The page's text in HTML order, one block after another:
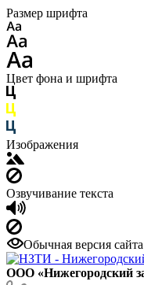
Размер шрифта
Цвет фона и шрифта
Изображения
Озвучивание текста
Обычная версия сайта
ООО «Нижегородский